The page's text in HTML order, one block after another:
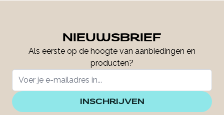
NIEUWSBRIEF
Als eerste op de hoogte van aanbiedingen en
producten?
INSCHRIJVEN